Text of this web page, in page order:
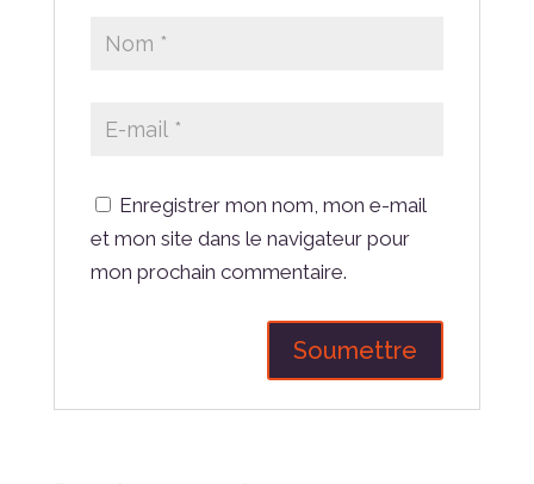
Enregistrer mon nom, mon e-mail
et mon site dans le navigateur pour
mon prochain commentaire.